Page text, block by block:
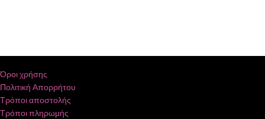
Όροι χρήσης
Πολιτική Απορρήτου
Τρόποι αποστολής
Τρόποι πληρωμής